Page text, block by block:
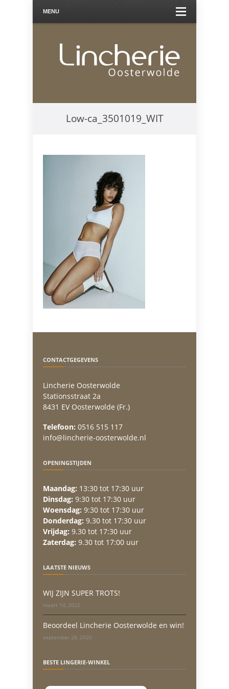
MENU
Low-ca_3501019_WIT
CONTACTGEGEVENS
Lincherie Oosterwolde
Stationsstraat 2a
8431 EV Oosterwolde (Fr.)
Telefoon: 0516 515 117
info@lincherie-oosterwolde.nl
OPENINGSTIJDEN
Maandag: 13:30 tot 17:30 uur
Dinsdag: 9:30 tot 17:30 uur
Woensdag: 9:30 tot 17:30 uur
Donderdag: 9.30 tot 17:30 uur
Vrijdag: 9.30 tot 17:30 uur
Zaterdag: 9.30 tot 17:00 uur
LAATSTE NIEUWS
WIJ ZIJN SUPER TROTS!
maart 14, 2022
Beoordeel Lincherie Oosterwolde en win!
september 28, 2020
BESTE LINGERIE-WINKEL